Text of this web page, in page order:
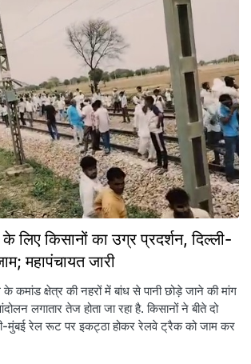
के लिए किसानों का उग्र प्रदर्शन, दिल्ली-
महापंचायत जारी
के कमांड क्षेत्र की नहरों में बांध से पानी छोड़े जाने की मांग
लगातार तेज होता जा रहा है. किसानों ने बीते दो
मुंबई रेल रूट पर इकट्ठा होकर रेलवे ट्रैक को जाम कर